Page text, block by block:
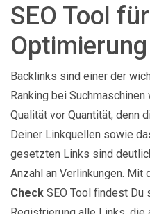
SEO Tool
Optimierung
Backlinks sind einer der
Ranking bei
Qualität vor Quantität, denn
Deiner Linkquellen sowie
gesetzten Links sind
Anzahl an Verlinkungen. Mit
Check SEO Tool findest Du